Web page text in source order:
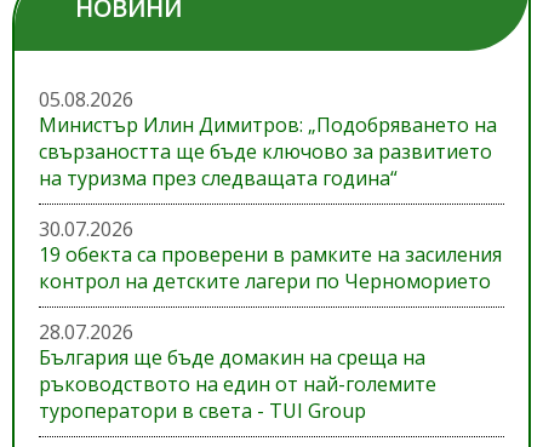
НОВИНИ
05.08.2026
Министър Илин Димитров: „Подобряването на
свързаността ще бъде ключово за развитието
на туризма през следващата година“
30.07.2026
19 обекта са проверени в рамките на засиления
контрол на детските лагери по Черноморието
28.07.2026
България ще бъде домакин на среща на
ръководството на един от най-големите
туроператори в света - TUI Group